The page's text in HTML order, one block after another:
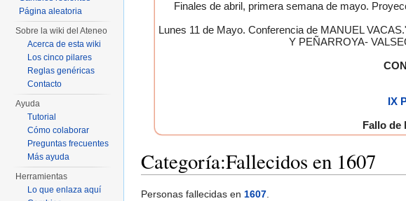
Finales de abril, primera semana de mayo.
Lunes 11 de Mayo. Conferencia de MANUEL
Y PEÑARROYA-
IX
Fallo de
Categoría:Fallecidos en 1607
Personas fallecidas en 1607.
Página aleatoria
Sobre la wiki del Ateneo
Acerca de esta wiki
Los cinco pilares
Reglas genéricas
Contacto
Ayuda
Tutorial
Cómo colaborar
Preguntas frecuentes
Más ayuda
Herramientas
Lo que enlaza aquí